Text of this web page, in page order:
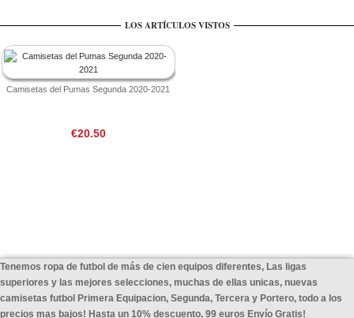
LOS ARTÍCULOS VISTOS
Camisetas del Pumas Segunda 2020-2021
€20.50
Tenemos ropa de futbol de más de cien equipos diferentes, Las ligas
superiores y las mejores selecciones, muchas de ellas unicas, nuevas
camisetas futbol Primera Equipacion, Segunda, Tercera y Portero, todo a los
precios mas bajos! Hasta un 10% descuento, 99 euros Envío Gratis!